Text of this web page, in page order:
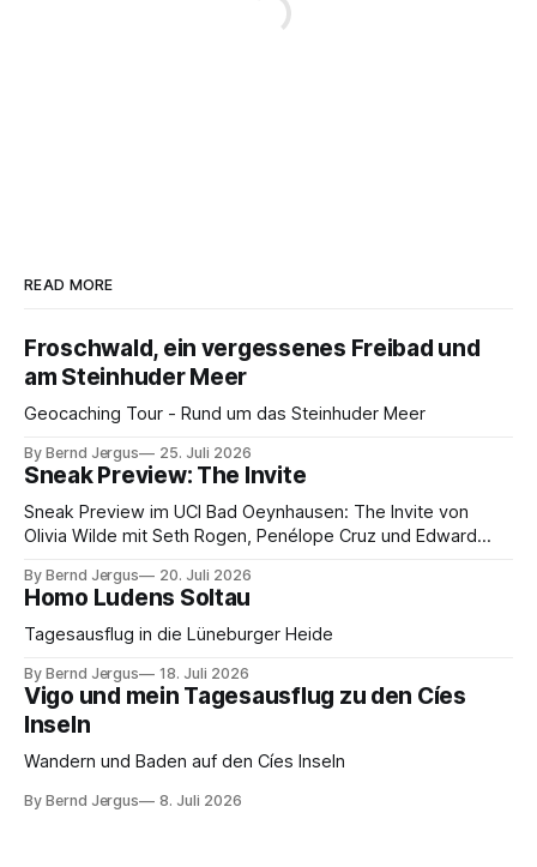
READ MORE
Froschwald, ein vergessenes Freibad und
am Steinhuder Meer
Geocaching Tour - Rund um das Steinhuder Meer
By Bernd Jergus 25. Juli 2026
Sneak Preview: The Invite
Sneak Preview im UCI Bad Oeynhausen: The Invite von
Olivia Wilde mit Seth Rogen, Penélope Cruz und Edward
By Bernd Jergus 20. Juli 2026
Homo Ludens Soltau
Tagesausflug in die Lüneburger Heide
By Bernd Jergus 18. Juli 2026
Vigo und mein Tagesausflug zu den Cíes
Inseln
Wandern und Baden auf den Cíes Inseln
By Bernd Jergus 8. Juli 2026